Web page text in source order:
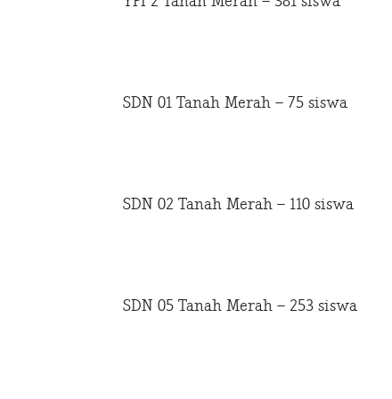
SDN 01 Tanah Merah – 75 siswa
SDN 02 Tanah Merah – 110 siswa
SDN 05 Tanah Merah – 253 siswa